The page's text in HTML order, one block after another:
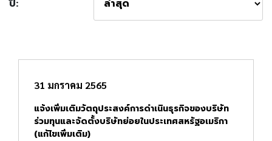
ปี:
31 มกราคม 2565
แจ้งเพิ่มเติมวัตถุประสงค์การดำเนินธุรกิจของบริษัท
ร่วมทุนและจัดตั้งบริษัทย่อยในประเทศสหรัฐอเมริกา
(แก้ไขเพิ่มเติม)